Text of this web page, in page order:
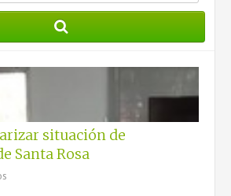
situación de
Santa Rosa